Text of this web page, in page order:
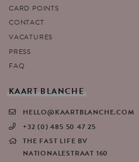
CARD POINTS
CONTACT
VACATURES
PRESS
FAQ
KAART BLANCHE
HELLO@KAARTBLANCHE.COM
+32 (0) 485 50 47 25
THE FAST LIFE BV
NATIONALESTRAAT 160